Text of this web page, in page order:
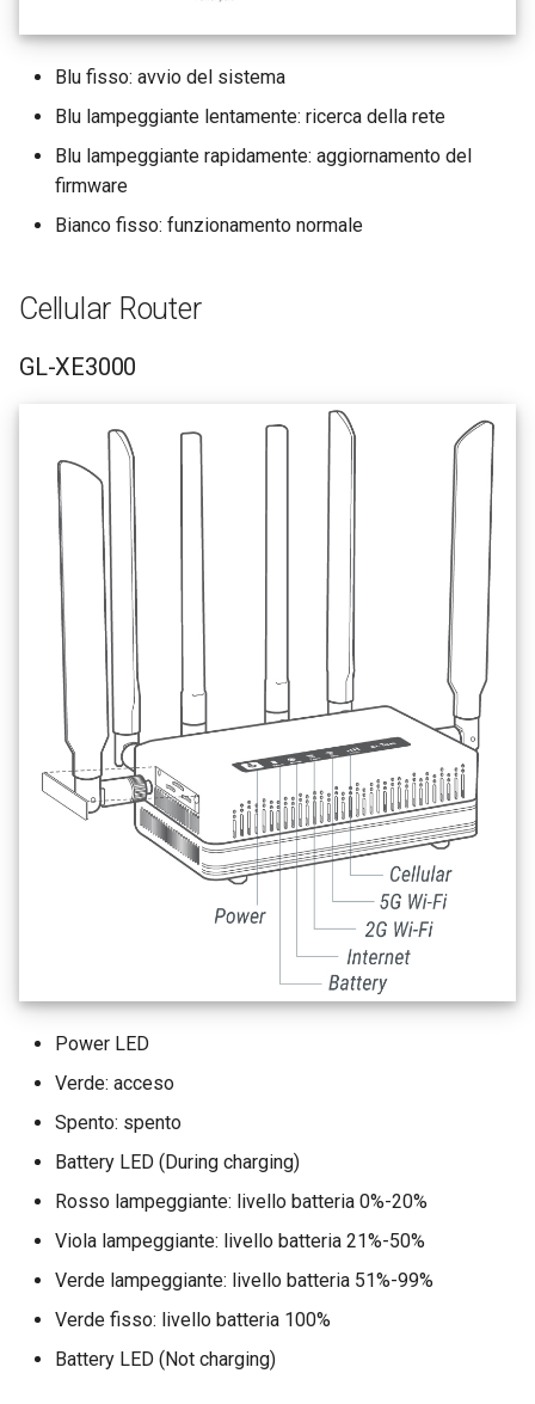
Blu fisso: avvio del sistema
Blu lampeggiante lentamente: ricerca della rete
Blu lampeggiante rapidamente: aggiornamento del
firmware
Bianco fisso: funzionamento normale
Cellular Router
GL-XE3000
Power LED
Verde: acceso
Spento: spento
Battery LED (During charging)
Rosso lampeggiante: livello batteria 0%-20%
Viola lampeggiante: livello batteria 21%-50%
Verde lampeggiante: livello batteria 51%-99%
Verde fisso: livello batteria 100%
Battery LED (Not charging)